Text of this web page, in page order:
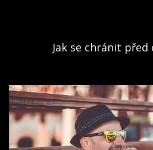
Jak se chránit před